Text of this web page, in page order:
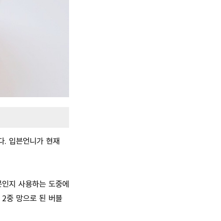
. 입븐언니가 현재
지 사용하는 도중에
중 망으로 된 버블